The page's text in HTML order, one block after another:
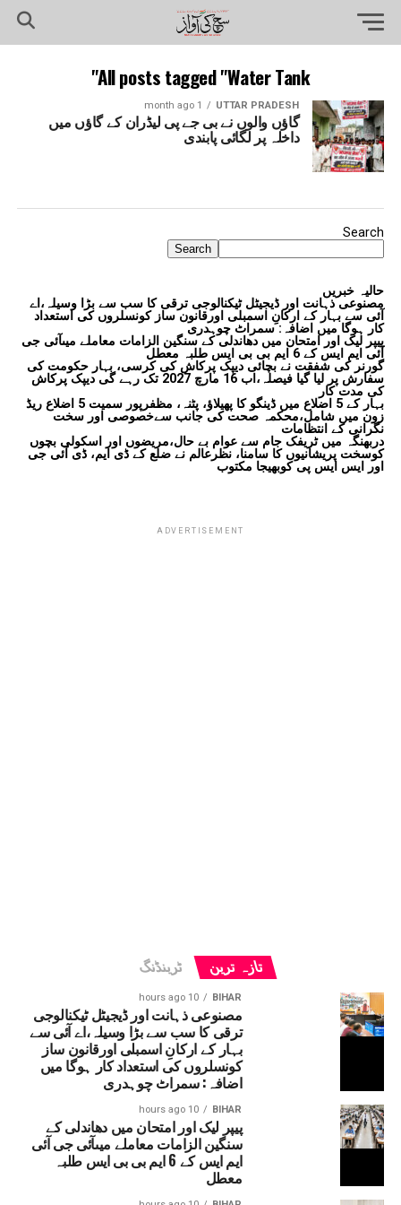
All posts tagged "Water Tank"
UTTAR PRADESH
1 month ago
گاؤں والوں نے بی جے پی لیڈران کے گاؤں میں
داخلہ پر لگائی پابندی
Search
Search
حالیہ خبریں
مصنوعی ذہانت اور ڈیجیٹل ٹیکنالوجی ترقی کا سب سے بڑا وسیلہ،اے
آئی سے بہار کے ارکانِ اسمبلی اورقانون ساز کونسلروں کی استعداد
کار ہوگا میں اضافہ: سمراٹ چوہدری
پیپر لیک اور امتحان میں دھاندلی کے سنگین الزامات معاملے میںآئی جی
آئی ایم ایس کے 6 ایم بی بی ایس طلبہ معطل
گورنر کی شفقت نے بچائی دیپک پرکاش کی کرسی، بہار حکومت کی
سفارش پر لیا گیا فیصلہ،اب 16 مارچ 2027 تک رہے گی دیپک پرکاش
کی مدت کار
بہار کے 5 اضلاع میں ڈینگو کا پھیلاؤ، پٹنہ، مظفرپور سمیت 5 اضلاع ریڈ
زون میں شامل،محکمہ صحت کی جانب سےخصوصی اور سخت
نگرانی کے انتظامات
دربھنگہ میں ٹریفک جام سے عوام بے حال،مریضوں اور اسکولی بچوں
کوسخت پریشانیوں کا سامنا، نظرعالم نے ضلع کے ڈی ایم، ڈی آئی جی
اور ایس ایس پی کوبھیجا مکتوب
ADVERTISEMENT
تازہ ترین ٹرینڈنگ
BIHAR
10 hours ago
مصنوعی ذہانت اور ڈیجیٹل ٹیکنالوجی
ترقی کا سب سے بڑا وسیلہ،اے آئی سے
بہار کے ارکانِ اسمبلی اورقانون ساز
کونسلروں کی استعداد کار ہوگا میں
اضافہ: سمراٹ چوہدری
BIHAR
10 hours ago
پیپر لیک اور امتحان میں دھاندلی کے
سنگین الزامات معاملے میںآئی جی آئی
ایم ایس کے 6 ایم بی بی ایس طلبہ
معطل